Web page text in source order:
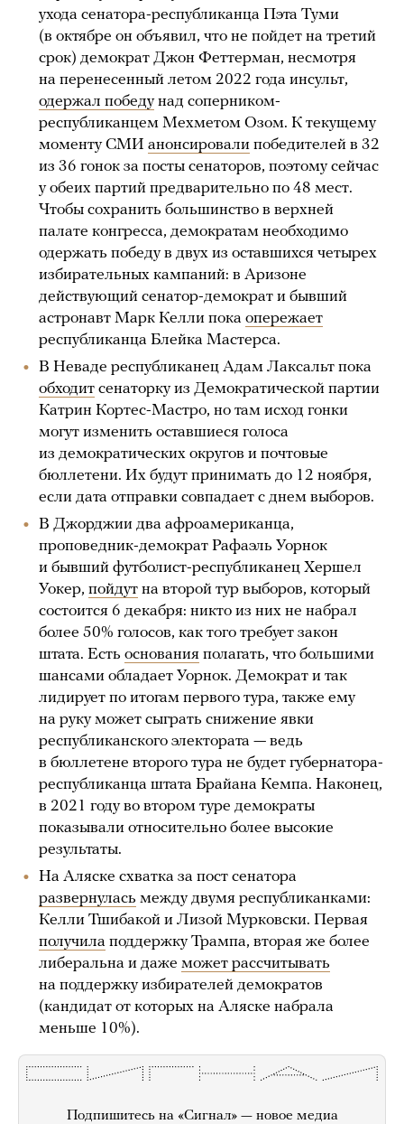
ухода сенатора-республиканца Пэта Туми
(в октябре он объявил, что не пойдет на третий
срок) демократ Джон Феттерман, несмотря
на перенесенный летом 2022 года инсульт,
одержал победунад соперником-
республиканцем Мехметом Озом. К текущему
моменту СМИ анонсировали победителей в 32
из 36 гонок за посты сенаторов, поэтому сейчас
у обеих партий предварительно по 48 мест.
Чтобы сохранить большинство в верхней
палате конгресса, демократам необходимо
одержать победу в двух из оставшихся четырех
избирательных кампаний: в Аризоне
действующий сенатор-демократ и бывший
астронавт Марк Келли пока опережает
республиканца Блейка Мастерса.
В Неваде республиканец Адам Лаксальт пока
обходит сенаторку из Демократической партии
Катрин Кортес-Мастро, но там исход гонки
могут изменить оставшиеся голоса
из демократических округов и почтовые
бюллетени. Их будут принимать до 12 ноября,
если дата отправки совпадает с днем выборов.
В Джорджии два афроамериканца,
проповедник-демократ Рафаэль Уорнок
и бывший футболист-республиканец Хершел
Уокер, пойдут на второй тур выборов, который
состоится 6 декабря: никто из них не набрал
более 50% голосов, как того требует закон
штата. Есть основания полагать, что большими
шансами обладает Уорнок. Демократ и так
лидирует по итогам первого тура, также ему
на руку может сыграть снижение явки
республиканского электората — ведь
в бюллетене второго тура не будет губернатора-
республиканца штата Брайана Кемпа. Наконец,
в 2021 году во втором туре демократы
показывали относительно более высокие
результаты.
На Аляске схватка за пост сенатора
развернулась между двумя республиканками:
Келли Тшибакой и Лизой Мурковски. Первая
получила поддержку Трампа, вторая же более
либеральна и даже может рассчитывать
на поддержку избирателей демократов
(кандидат от которых на Аляске набрала
меньше 10%).
Подпишитесь на «Сигнал» — новое медиа